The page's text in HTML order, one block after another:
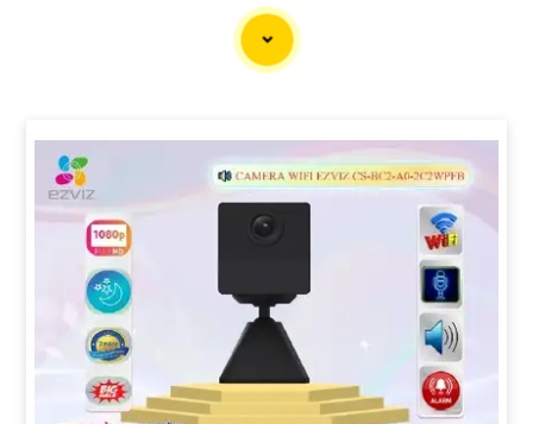
có thể xem trực tiếp hoặc lưu trữ hình ảnh từ xa thông
qua ứng dụng điện thoại thông minh. Đèn hồng ngoại
thông minh giúp quan sát ban đêm mà không làm mờ
động đáng ngờ. Với camera này, bạn có thể yên tâm
theo dõi và bảo vệ căn nhà hoặc văn phòng của mình
mọi lúc mọi nơi.